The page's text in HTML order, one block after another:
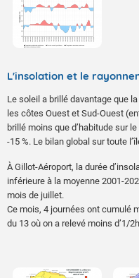
L'insolation et le
Le soleil a brillé davantage que
les côtes Ouest et Sud-Ouest
brillé moins que d’habitude sur
-15 %. Le bilan global sur toute
À Gillot-Aéroport, la durée
inférieure à la moyenne 2001-
mois de juillet.
Ce mois, 4 journées ont cumulé
du 13 où on a relevé moins d’1/